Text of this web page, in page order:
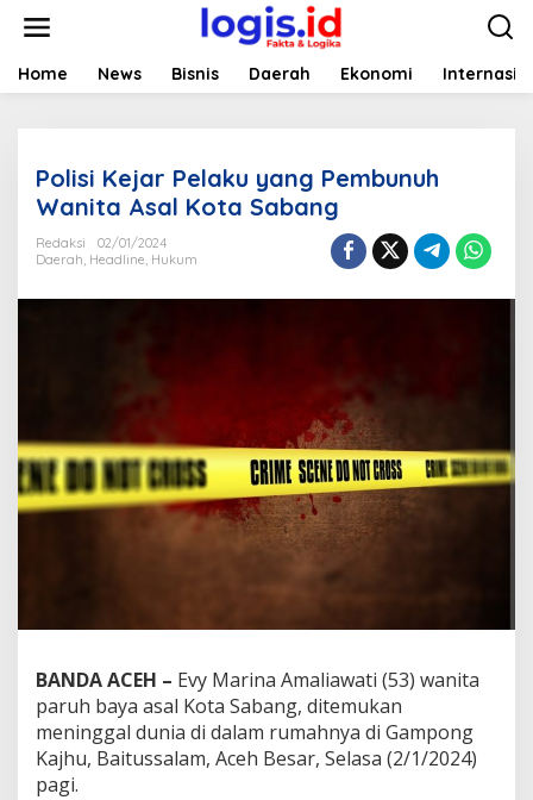
t
Home News Bisnis Daerah Ekonomi
Polisi Kejar Pelaku yang Pembunuh
Wanita Asal Kota Sabang
Redaksi
02/01/2024
Daerah, Headline, Hukum
BANDA ACEH – Evy Marina Amaliawati (53) wanita
paruh baya asal Kota Sabang, ditemukan
meninggal dunia di dalam rumahnya di Gampong
Kajhu, Baitussalam, Aceh Besar, Selasa (2/1/2024)
pagi.